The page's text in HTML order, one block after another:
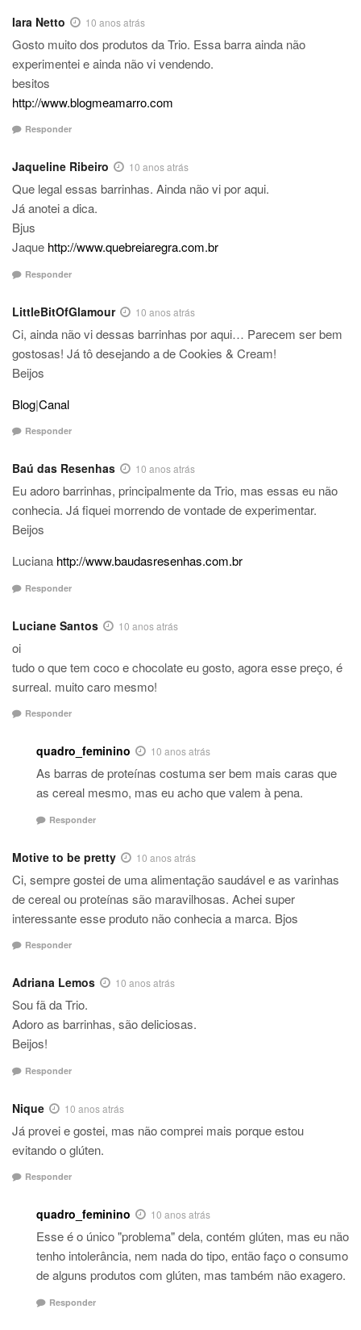
Iara Netto 10 anos atrás
Gosto muito dos produtos da Trio. Essa barra ainda não
experimentei e ainda não vi vendendo.
besitos
http://www.blogmeamarro.com
Responder
Jaqueline Ribeiro 10 anos atrás
Que legal essas barrinhas. Ainda não vi por aqui.
Já anotei a dica.
Bjus
Jaque http://www.quebreiaregra.com.br
Responder
LittleBitOfGlamour 10 anos atrás
Ci, ainda não vi dessas barrinhas por aqui… Parecem ser bem
gostosas! Já tô desejando a de Cookies & Cream!
Beijos
Blog|Canal
Responder
Baú das Resenhas 10 anos atrás
Eu adoro barrinhas, principalmente da Trio, mas essas eu não
conhecia. Já fiquei morrendo de vontade de experimentar.
Beijos
Luciana http://www.baudasresenhas.com.br
Responder
Luciane Santos 10 anos atrás
oi
tudo o que tem coco e chocolate eu gosto, agora esse preço, é
surreal. muito caro mesmo!
Responder
quadro_feminino 10 anos atrás
As barras de proteínas costuma ser bem mais caras que
as cereal mesmo, mas eu acho que valem à pena.
Responder
Motive to be pretty 10 anos atrás
Ci, sempre gostei de uma alimentação saudável e as varinhas
de cereal ou proteínas são maravilhosas. Achei super
interessante esse produto não conhecia a marca. Bjos
Responder
Adriana Lemos 10 anos atrás
Sou fã da Trio.
Adoro as barrinhas, são deliciosas.
Beijos!
Responder
Nique 10 anos atrás
Já provei e gostei, mas não comprei mais porque estou
evitando o glúten.
Responder
quadro_feminino 10 anos atrás
Esse é o único "problema" dela, contém glúten, mas eu não
tenho intolerância, nem nada do tipo, então faço o consumo
de alguns produtos com glúten, mas também não exagero.
Responder